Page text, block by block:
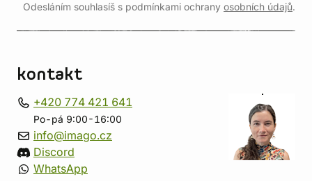
Odesláním souhlasíš s podmínkami ochrany osobních údajů.
kontakt
+420 774 421 641
Po-pá 9:00-16:00
info@imago.cz
Discord
WhatsApp